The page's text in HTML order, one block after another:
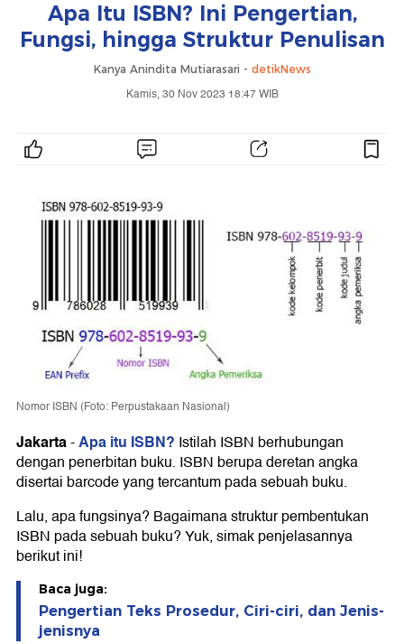
Apa Itu ISBN? Ini Pengertian,
Fungsi, hingga Struktur Penulisan
Kanya Anindita Mutiarasari - detikNews
Kamis, 30 Nov 2023 18:47 WIB
Nomor ISBN (Foto: Perpustakaan Nasional)
Jakarta-Apa itu ISBN? Istilah ISBN berhubungan
dengan penerbitan buku. ISBN berupa deretan angka
disertai barcode yang tercantum pada sebuah buku.
Lalu, apa fungsinya? Bagaimana struktur pembentukan
ISBN pada sebuah buku? Yuk, simak penjelasannya
berikut ini!
Baca juga:
Pengertian Teks Prosedur, Ciri-ciri, dan Jenis-
jenisnya